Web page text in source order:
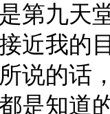
第九天
近我的
说的话
是知道